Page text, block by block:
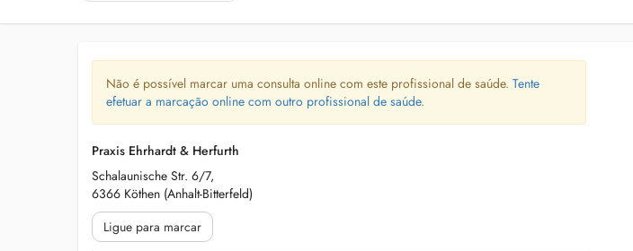
Não é possível marcar uma consulta online com este profissional de saúde. Tente
efetuar a marcação online com outro profissional de saúde.
Praxis Ehrhardt & Herfurth
Schalaunische Str. 6/7,
6366 Köthen (Anhalt-Bitterfeld)
Ligue para marcar